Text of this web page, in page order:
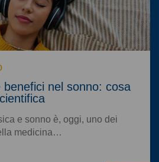
benefici nel sonno: cosa
e sonno è, oggi, uno dei
medicina…